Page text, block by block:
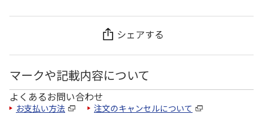
シェアする
マークや記載内容について
よくあるお問い合わせ
お支払い方法 注文のキャンセルについて